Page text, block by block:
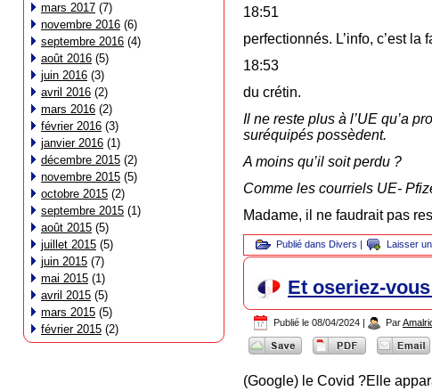
mars 2017 (7)
novembre 2016 (6)
septembre 2016 (4)
août 2016 (5)
juin 2016 (3)
avril 2016 (2)
mars 2016 (2)
février 2016 (3)
janvier 2016 (1)
décembre 2015 (2)
novembre 2015 (5)
octobre 2015 (2)
septembre 2015 (1)
août 2015 (5)
juillet 2015 (5)
juin 2015 (7)
mai 2015 (1)
avril 2015 (5)
mars 2015 (5)
février 2015 (2)
18:51
perfectionnés. L’info, c’est la
18:53
du crétin.
Il ne reste plus à l’UE qu’a
suréquipés possèdent.
A moins qu’il soit perdu ?
Comme les courriels UE-
Madame, il ne faudrait pas
Publié dans Divers | Laisser
Et oseriez-
Publié le 08/04/2024 Par
(Google) le Covid ?Elle